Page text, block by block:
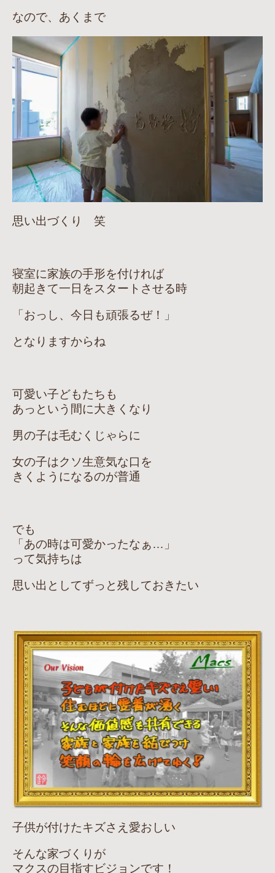
なので、あくまで
思い出づくり 笑
寝室に家族の手形を付ければ
朝起きて一日をスタートさせる時
「おっし、今日も頑張るぜ！」
となりますからね
可愛い子どもたちも
あっという間に大きくなり
男の子は毛むくじゃらに
女の子はクソ生意気な口を
きくようになるのが普通
でも
「あの時は可愛かったなぁ…」
って気持ちは
思い出としてずっと残しておきたい
子供が付けたキズさえ愛おしい
そんな家づくりが
マクスの目指すビジョンです！